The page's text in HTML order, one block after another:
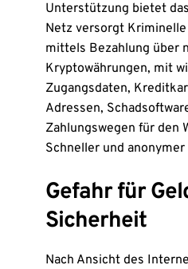
Unterstützung bietet
Netz versorgt
mittels Bezahlung über
Kryptowährungen, mit
Zugangsdaten,
Adressen,
Zahlungswegen für den
Schneller und anonymer
Gefahr für
Sicherheit
Nach Ansicht des